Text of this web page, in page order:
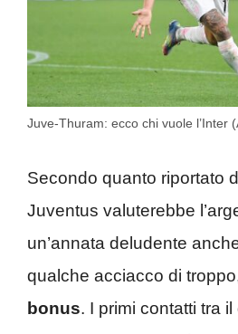
Juve-Thuram: ecco chi vuole l’Inter
Secondo quanto riportato
Juventus valuterebbe
un’annata deludente
qualche acciacco di
bonus. I primi contatti tra